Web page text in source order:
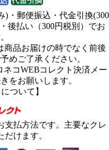
)・郵便振込・代金引換(300
後払い（300円税別）でお
品お届けの時でなく前後
めご了承ください。
コWEBコレクト決済メー
をお願いします。
ついて】
支払方法です。主要なクレ
けます。